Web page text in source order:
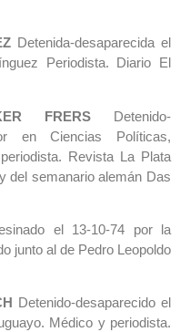
Detenida-desaparecida el
Periodista. Diario El
FRERS Detenido-
en Ciencias Políticas,
Revista La Plata
del semanario alemán Das
el 13-10-74 por la
junto al de Pedro Leopoldo
Detenido-desaparecido el
Médico y periodista.